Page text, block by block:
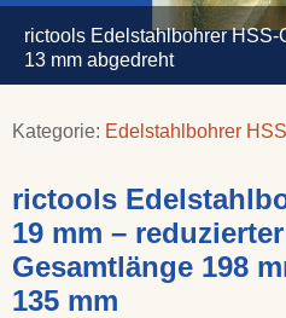
rictools Edelstahlbohrer
13 mm abgedreht
Kategorie: Edelstahlbohrer
rictools
19 mm –
Gesamtlänge 198
135 mm